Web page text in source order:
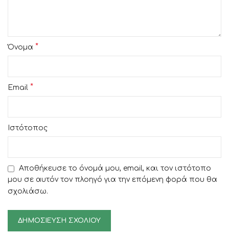
Όνομα *
Email *
Ιστότοπος
Αποθήκευσε το όνομά μου, email, και τον ιστότοπο
μου σε αυτόν τον πλοηγό για την επόμενη φορά που θα
σχολιάσω.